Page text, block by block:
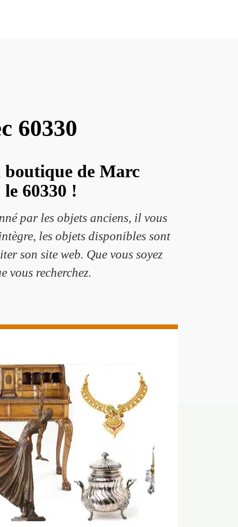
60330
boutique de Marc
60330 !
par les objets anciens, il vous
les objets disponibles sont
son site web. Que vous soyez
vous recherchez.